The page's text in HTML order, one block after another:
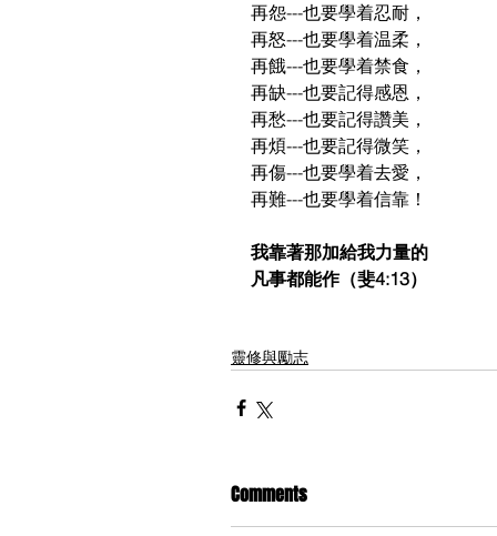
再怨---也要學着忍耐，
再怒---也要學着温柔，
再餓---也要學着禁食，
再缺---也要記得感恩，
再愁---也要記得讚美，
再煩---也要記得微笑，
再傷---也要學着去愛，
再難---也要學着信靠！
我靠著那加給我力量的
凡事都能作（斐4:13）
靈修與勵志
Comments